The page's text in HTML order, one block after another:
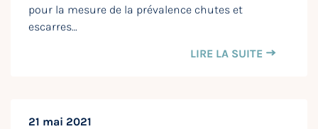
pour la mesure de la prévalence chutes et
escarres…
LIRE LA SUITE
21 mai 2021